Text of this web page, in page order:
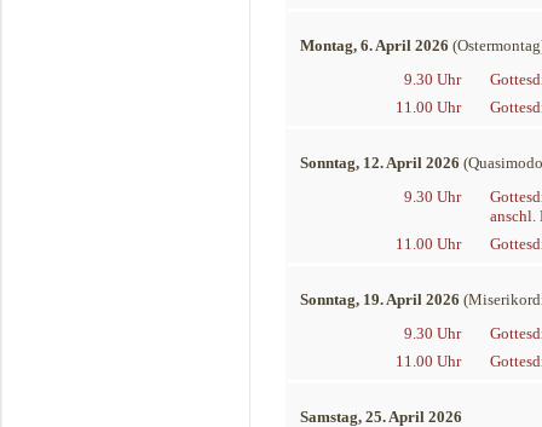
Montag, 6. April 2026
9.30 Uhr
11.00 Uhr
Sonntag, 12. April 2026
9.30 Uhr
anschl.
11.00 Uhr
Sonntag, 19. April 2026
9.30 Uhr
11.00 Uhr
Samstag, 25. April 2026